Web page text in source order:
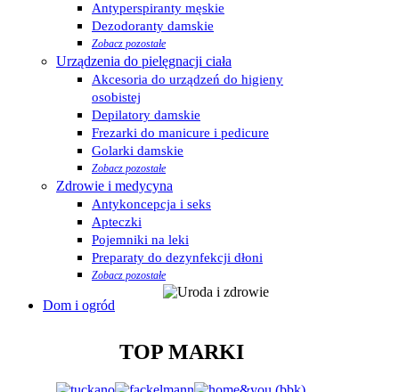
Antyperspiranty męskie
Dezodoranty damskie
Zobacz pozostałe
Urządzenia do pielęgnacji ciała
Akcesoria do urządzeń do higieny
osobistej
Depilatory damskie
Frezarki do manicure i pedicure
Golarki damskie
Zobacz pozostałe
Zdrowie i medycyna
Antykoncepcja i seks
Apteczki
Pojemniki na leki
Preparaty do dezynfekcji dłoni
Zobacz pozostałe
Dom i ogród
TOP MARKI